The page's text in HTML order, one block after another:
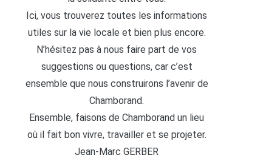
Ici, vous trouverez toutes les informations
utiles sur la vie locale et bien plus encore.
N’hésitez pas à nous faire part de vos
suggestions ou questions, car c’est
ensemble que nous construirons l’avenir de
Chamborand.
Ensemble, faisons de Chamborand un lieu
où il fait bon vivre, travailler et se projeter.
Jean-Marc GERBER